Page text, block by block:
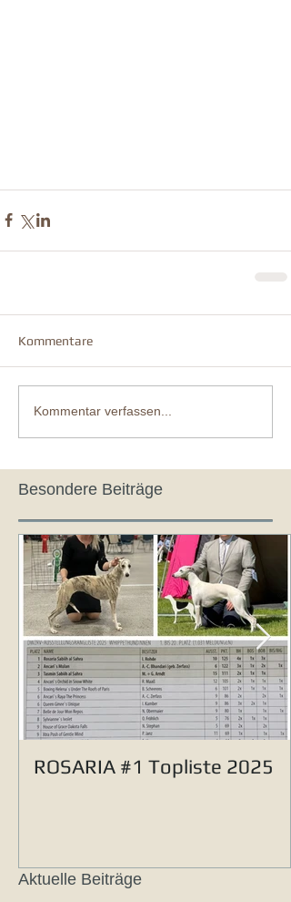
Kommentare
Kommentar verfassen...
Besondere Beiträge
ROSARIA #1 Topliste 2025
Aktuelle Beiträge